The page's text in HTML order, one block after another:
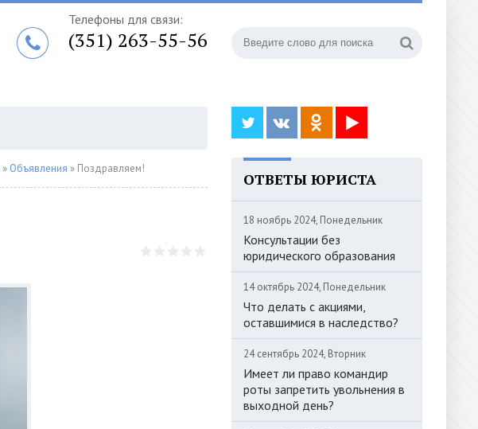
Телефоны для связи:
(351) 263-55-56
» Объявления » Поздравляем!
ОТВЕТЫ ЮРИСТА
18 ноябрь 2024, Понедельник
Консультации без
юридического образования
14 октябрь 2024, Понедельник
Что делать с акциями,
оставшимися в наследство?
24 сентябрь 2024, Вторник
Имеет ли право командир
роты запретить увольнения в
выходной день?